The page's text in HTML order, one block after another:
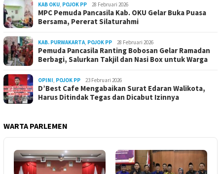
KAB OKU, POJOK PP 28 Februari 2026
MPC Pemuda Pancasila Kab. OKU Gelar Buka Puasa
Bersama, Pererat Silaturahmi
KAB. PURWAKARTA, POJOK PP 28 Februari 2026
Pemuda Pancasila Ranting Bobosan Gelar Ramadan
Berbagi, Salurkan Takjil dan Nasi Box untuk Warga
OPINI, POJOK PP 23 Februari 2026
D’Best Cafe Mengabaikan Surat Edaran Walikota,
Harus Ditindak Tegas dan Dicabut Izinnya
WARTA PARLEMEN